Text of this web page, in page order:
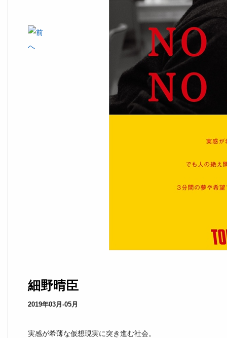
細野晴臣
2019年03月-05月
実感が希薄な仮想現実に突き進む社会。